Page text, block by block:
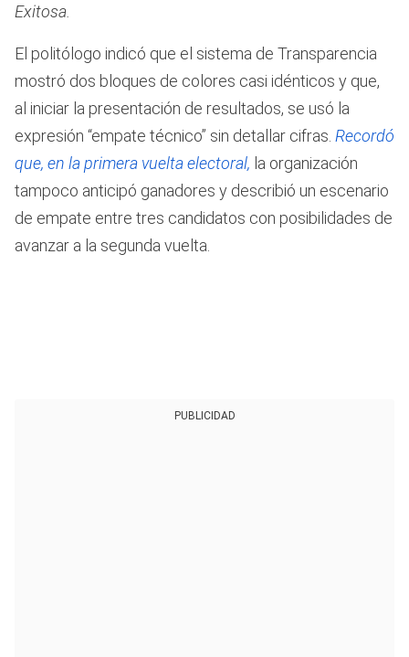
Exitosa.
El politólogo indicó que el sistema de Transparencia
mostró dos bloques de colores casi idénticos y que,
al iniciar la presentación de resultados, se usó la
expresión “empate técnico” sin detallar cifras. Recordó
que, en la primera vuelta electoral, la organización
tampoco anticipó ganadores y describió un escenario
de empate entre tres candidatos con posibilidades de
avanzar a la segunda vuelta.
PUBLICIDAD